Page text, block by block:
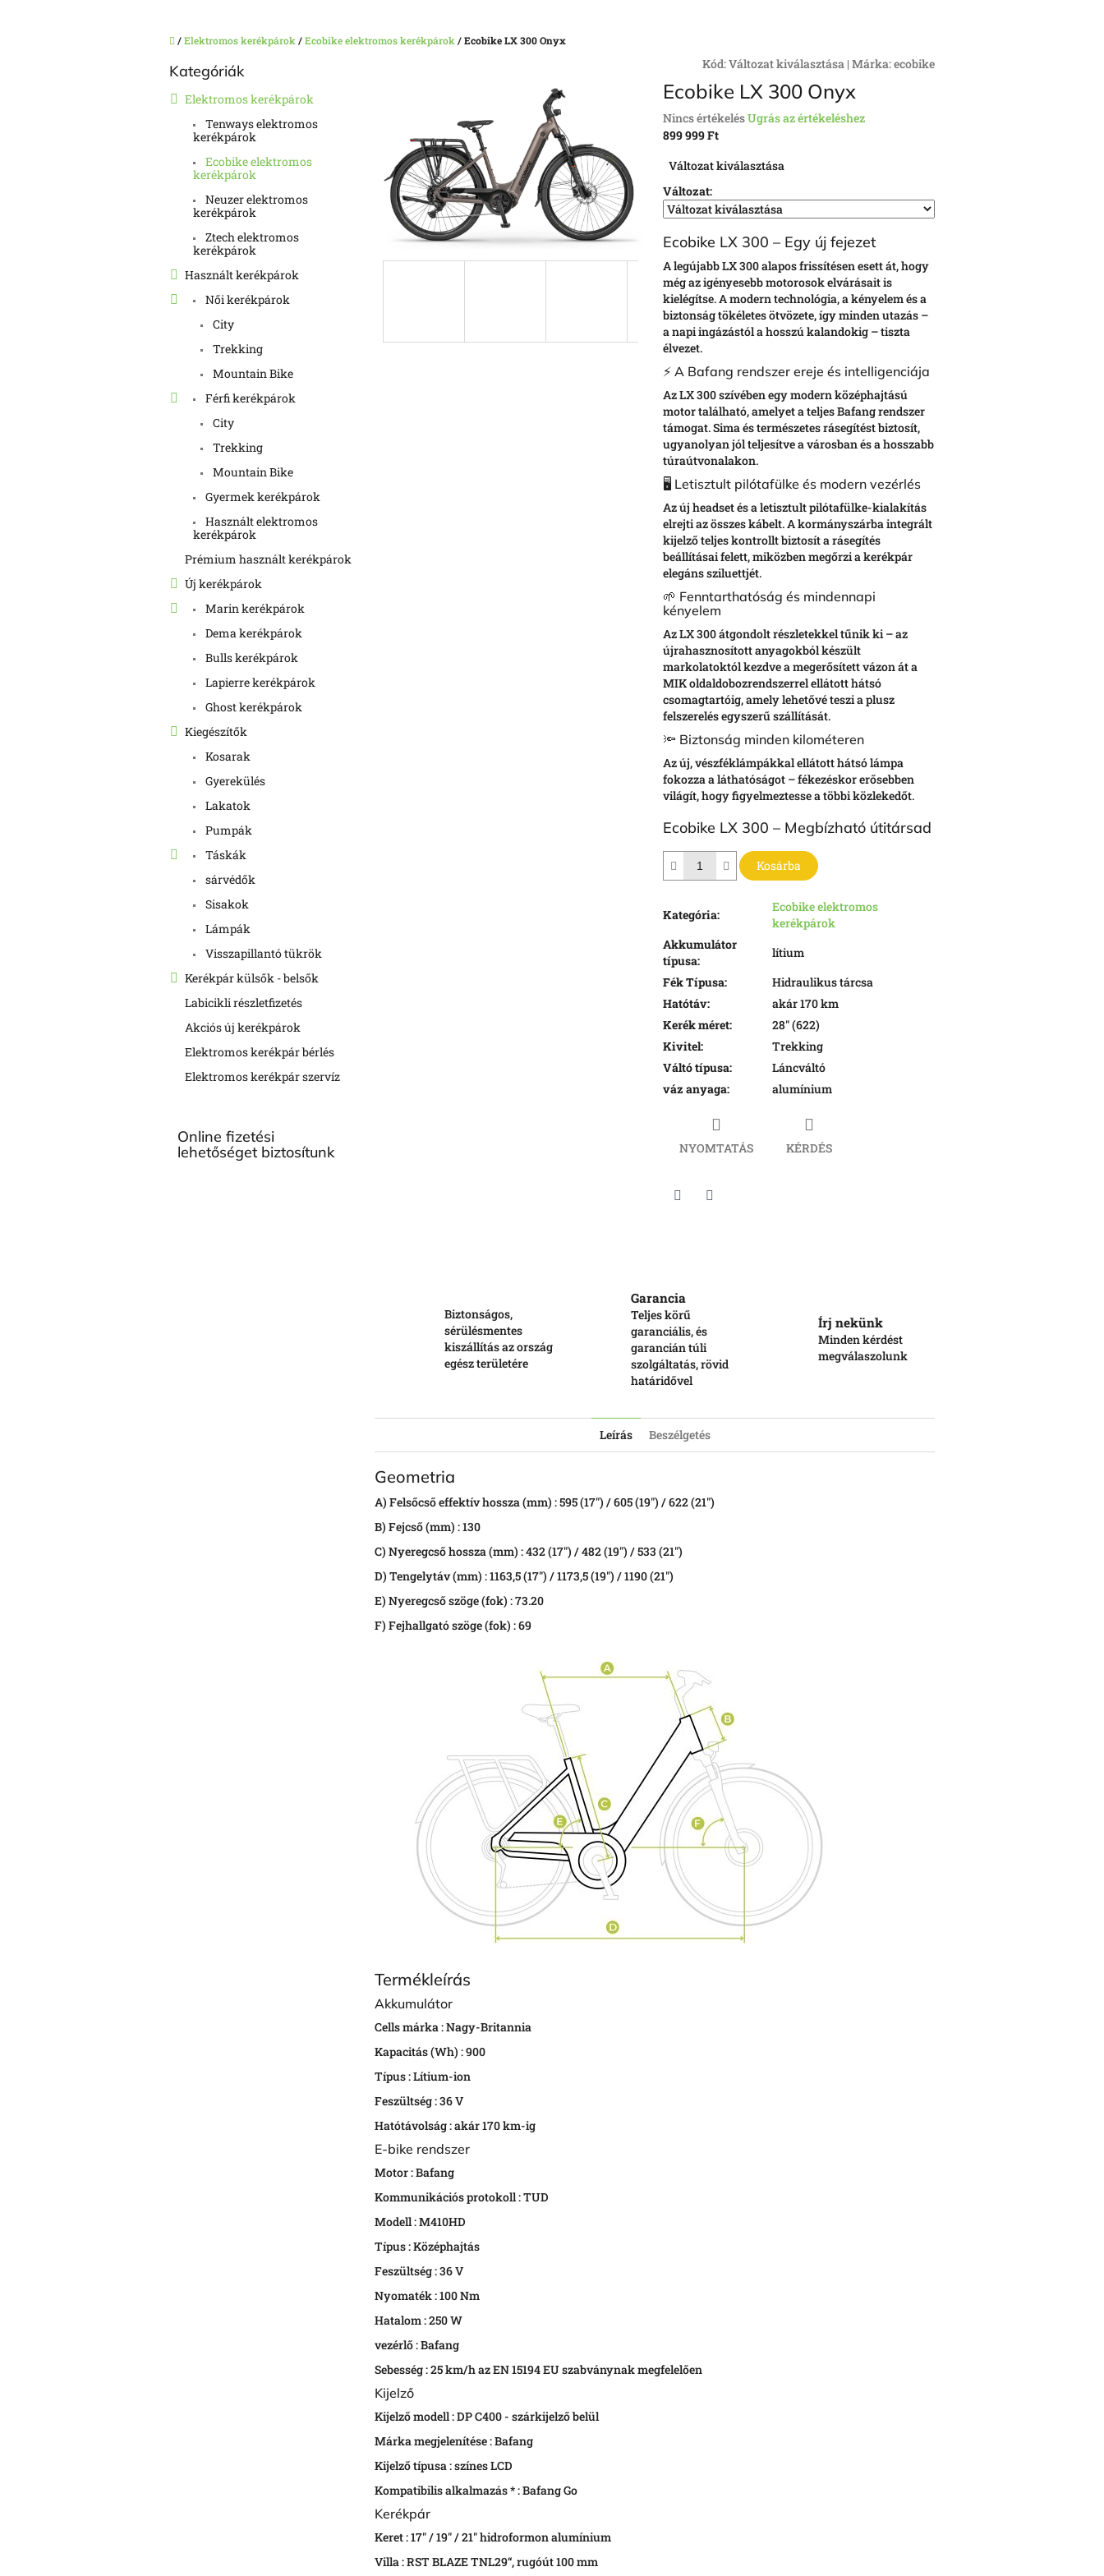
Kezdőlap
/Elektromos kerékpárok/Ecobike elektromos kerékpárok/Ecobike LX 300 Onyx
Kategóriák
Kategóriák
Elektromos kerékpárok
Tenways elektromos
kerékpárok
Ecobike elektromos
kerékpárok
Neuzer elektromos
kerékpárok
Ztech elektromos
kerékpárok
Használt kerékpárok
Női kerékpárok
City
Trekking
Mountain Bike
Férfi kerékpárok
City
Trekking
Mountain Bike
Gyermek kerékpárok
Használt elektromos
kerékpárok
Prémium használt kerékpárok
Új kerékpárok
Marin kerékpárok
Dema kerékpárok
Bulls kerékpárok
Lapierre kerékpárok
Ghost kerékpárok
Kiegészítők
Kosarak
Gyerekülés
Lakatok
Pumpák
Táskák
sárvédők
Sisakok
Lámpák
Visszapillantó tükrök
Kerékpár külsők - belsők
Labicikli részletfizetés
Akciós új kerékpárok
Elektromos kerékpár bérlés
Elektromos kerékpár szervíz
Online fizetési
lehetőséget biztosítunk
Kód:Változat kiválasztása | Márka:ecobike
Ecobike LX 300 Onyx
A
termék
értékelése
ből
0,0
csillag.
Nincs értékelésUgrás az értékeléshez
899 999 Ft
Változat kiválasztása
Változat:
Ecobike LX 300 – Egy új fejezet
A legújabb LX 300 alapos frissítésen esett át, hogy
még az igényesebb motorosok elvárásait is
kielégítse. A modern technológia, a kényelem és a
biztonság tökéletes ötvözete, így minden utazás –
a napi ingázástól a hosszú kalandokig – tiszta
élvezet.
⚡ A Bafang rendszer ereje és intelligenciája
Az LX 300 szívében egy modern középhajtású
motor található, amelyet a teljes Bafang rendszer
támogat. Sima és természetes rásegítést biztosít,
ugyanolyan jól teljesítve a városban és a hosszabb
túraútvonalakon.
🖥️ Letisztult pilótafülke és modern vezérlés
Az új headset és a letisztult pilótafülke-kialakítás
elrejti az összes kábelt. A kormányszárba integrált
kijelző teljes kontrollt biztosít a rásegítés
beállításai felett, miközben megőrzi a kerékpár
elegáns sziluettjét.
🌱 Fenntarthatóság és mindennapi
kényelem
Az LX 300 átgondolt részletekkel tűnik ki – az
újrahasznosított anyagokból készült
markolatoktól kezdve a megerősített vázon át a
MIK oldaldobozrendszerrel ellátott hátsó
csomagtartóig, amely lehetővé teszi a plusz
felszerelés egyszerű szállítását.
🔦 Biztonság minden kilométeren
Az új, vészféklámpákkal ellátott hátsó lámpa
fokozza a láthatóságot – fékezéskor erősebben
világít, hogy figyelmeztesse a többi közlekedőt.
Ecobike LX 300 – Megbízható útitársad
Kosárba
Kategória:
Ecobike elektromos
kerékpárok
Akkumulátor
típusa:
lítium
Fék Típusa:
Hidraulikus tárcsa
Hatótáv:
akár 170 km
Kerék méret:
28" (622)
Kivitel:
Trekking
Váltó típusa:
Láncváltó
váz anyaga: alumínium
NYOMTATÁS KÉRDÉS
Biztonságos,
sérülésmentes
kiszállítás az ország
egész területére
Garancia
Teljes körű
garanciális, és
garancián túli
szolgáltatás, rövid
határidővel
Írj nekünk
Minden kérdést
megválaszolunk
Leírás Beszélgetés
Geometria
A) Felsőcső effektív hossza (mm) :595 (17") / 605 (19") / 622 (21")
B) Fejcső (mm) :130
C) Nyeregcső hossza (mm) :432 (17") / 482 (19") / 533 (21")
D) Tengelytáv (mm) :1163,5 (17") / 1173,5 (19") / 1190 (21")
E) Nyeregcső szöge (fok) :73.20
F) Fejhallgató szöge (fok) :69
Termékleírás
Akkumulátor
Cells márka :Nagy-Britannia
Kapacitás (Wh) :900
Típus :Lítium-ion
Feszültség :36 V
Hatótávolság :akár 170 km-ig
E-bike rendszer
Motor :Bafang
Kommunikációs protokoll :TUD
Modell :M410HD
Típus :Középhajtás
Feszültség :36 V
Nyomaték :100 Nm
Hatalom :250 W
vezérlő :Bafang
Sebesség :25 km/h az EN 15194 EU szabványnak megfelelően
Kijelző
Kijelző modell :DP C400 - szárkijelző belül
Márka megjelenítése :Bafang
Kijelző típusa :színes LCD
Kompatibilis alkalmazás * :Bafang Go
Kerékpár
Keret :17" / 19" / 21" hidroformon alumínium
Villa :RST BLAZE TNL29“, rugóút 100 mm